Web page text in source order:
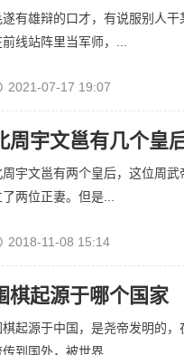
遂有雄辩的口才，有说服别人
线站阵里当军师，...
2021-07-17 19:07
周宇文邕有几个皇
周宇文邕有两个皇后，这位周
了两位正妻。但是...
2018-11-08 15:14
棋起源于哪个国家
棋起源于中国，是尧帝发明的
到国外，被世界...